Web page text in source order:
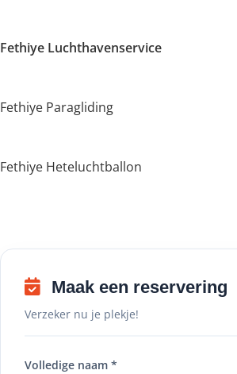
Fethiye Luchthavenservice
Fethiye Paragliding
Fethiye Heteluchtballon
Maak een reservering
Verzeker nu je plekje!
Volledige naam *